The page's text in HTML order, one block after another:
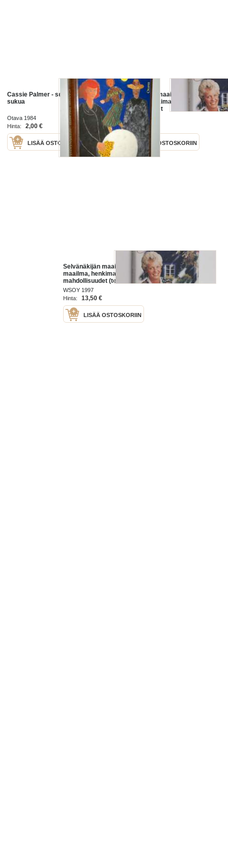
Cassie Palmer - selvänäkijän
sukua
Otava 1984
Hinta:
2,00 €
LISÄÄ OSTOSKORIIN
Selvänäkijän maailmat : tämä
maailma, henkimaailma, ihmisen
mahdollisuudet
WSOY 1997
Hinta:
7,00 €
LISÄÄ OSTOSKORIIN
Selvänäkijän maailmat : tämä
maailma, henkimaailma, ihmisen
mahdollisuudet (tekijän omiste,
signeerattu)
WSOY 1997
Hinta:
13,50 €
LISÄÄ OSTOSKORIIN